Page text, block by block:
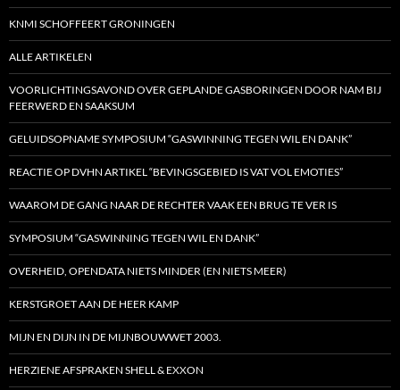
KNMI SCHOFFEERT GRONINGEN
ALLE ARTIKELEN
VOORLICHTINGSAVOND OVER GEPLANDE GASBORINGEN DOOR NAM BIJ
FEERWERD EN SAAKSUM
GELUIDSOPNAME SYMPOSIUM “GASWINNING TEGEN WIL EN DANK”
REACTIE OP DVHN ARTIKEL “BEVINGSGEBIED IS VAT VOL EMOTIES”
WAAROM DE GANG NAAR DE RECHTER VAAK EEN BRUG TE VER IS
SYMPOSIUM “GASWINNING TEGEN WIL EN DANK”
OVERHEID, OPENDATA NIETS MINDER (EN NIETS MEER)
KERSTGROET AAN DE HEER KAMP
MIJN EN DIJN IN DE MIJNBOUWWET 2003.
HERZIENE AFSPRAKEN SHELL & EXXON